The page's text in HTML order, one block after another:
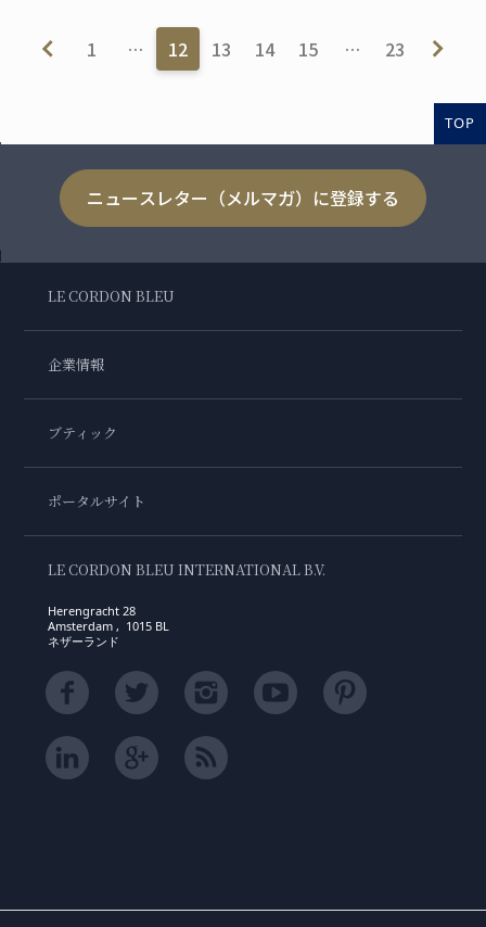
1 … 12 13 14 15 … 23
TOP
ニュースレター（メルマガ）に登録する
LE CORDON BLEU
企業情報
ブティック
ポータルサイト
LE CORDON BLEU INTERNATIONAL B.V.
Herengracht 28
Amsterdam , 1015 BL
ネザーランド